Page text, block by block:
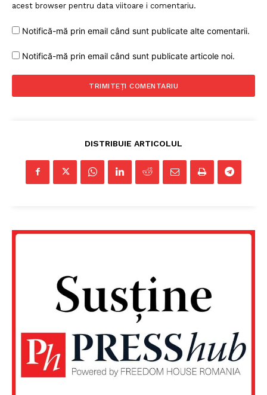
acest browser pentru data viitoare i comentariu.
Notifică-mă prin email când sunt publicate alte comentarii.
Notifică-mă prin email când sunt publicate articole noi.
DISTRIBUIE ARTICOLUL